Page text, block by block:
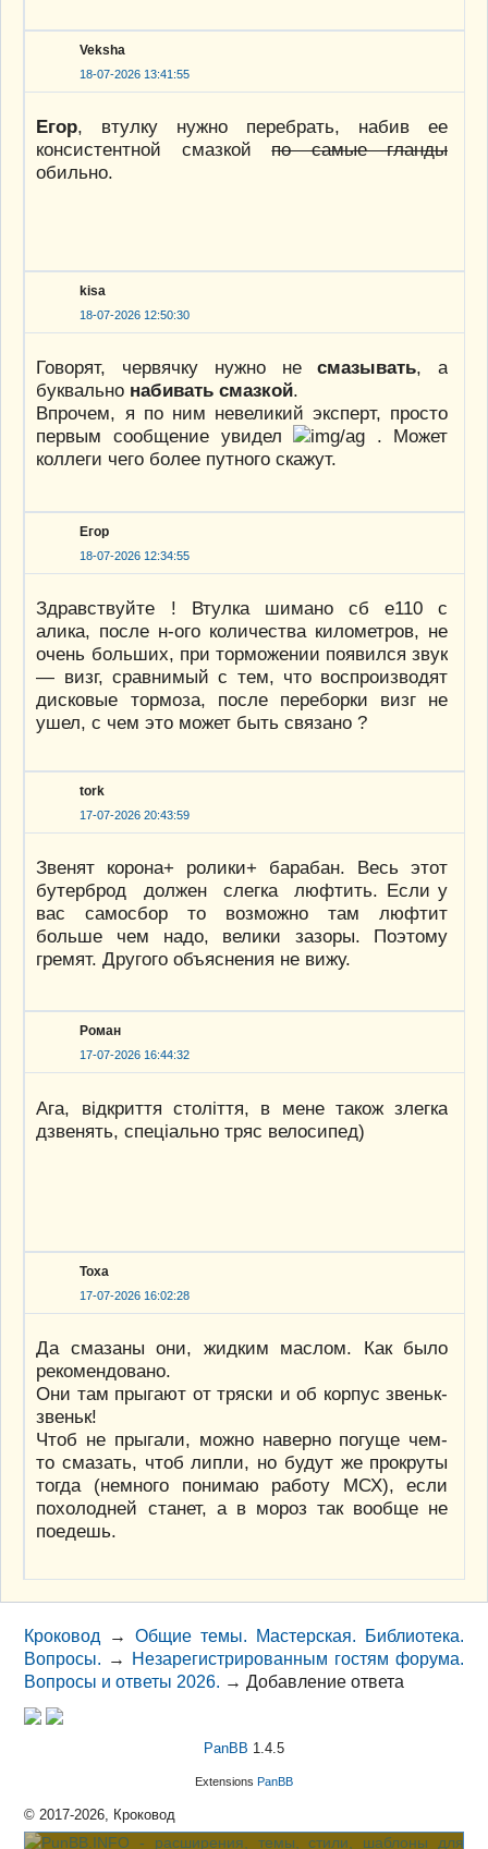
Veksha
18-07-2026 13:41:55
Егор, втулку нужно перебрать, набив ее
консистентной смазкойпо самые гланды
обильно.
kisa
18-07-2026 12:50:30
Говорят, червячку нужно несмазывать, а
буквально набивать смазкой.
Впрочем, я по ним невеликий эксперт, просто
первым сообщение увидел
. Может
коллеги чего более путного скажут.
Егор
18-07-2026 12:34:55
Здравствуйте ! Втулка шимано сб е110 с
алика, после н-ого количества километров, не
очень больших, при торможении появился звук
— визг, сравнимый с тем, что воспроизводят
дисковые тормоза, после переборки визг не
ушел, с чем это может быть связано ?
tork
17-07-2026 20:43:59
Звенят корона+ ролики+ барабан. Весь этот
бутерброд должен слегка люфтить. Если у
вас самосбор то возможно там люфтит
больше чем надо, велики зазоры. Поэтому
гремят. Другого объяснения не вижу.
Роман
17-07-2026 16:44:32
Ага, вiдкриття столiття, в мене також злегка
дзвенять, спецiально тряс велосипед)
Тоха
17-07-2026 16:02:28
Да смазаны они, жидким маслом. Как было
рекомендовано.
Они там прыгают от тряски и об корпус звеньк-
звеньк!
Чтоб не прыгали, можно наверно погуще чем-
то смазать, чтоб липли, но будут же прокруты
тогда (немного понимаю работу МСХ), если
похолодней станет, а в мороз так вообще не
поедешь.
Кроковод →Общие темы. Мастерская. Библиотека.
Вопросы. →
Незарегистрированным гостям форума.
Вопросы и ответы 2026. →Добавление ответа
PanBB 1.4.5
Extensions PanBB
© 2017-2026, Кроковод